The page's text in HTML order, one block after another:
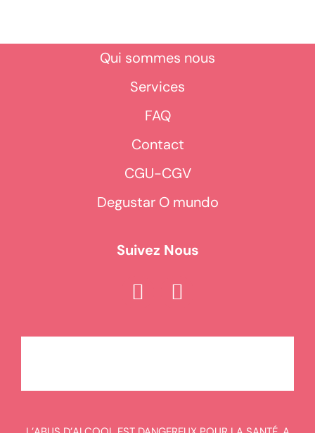
Qui sommes nous
Services
FAQ
Contact
CGU-CGV
Degustar O mundo
Suivez Nous